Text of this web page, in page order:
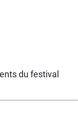
du festival